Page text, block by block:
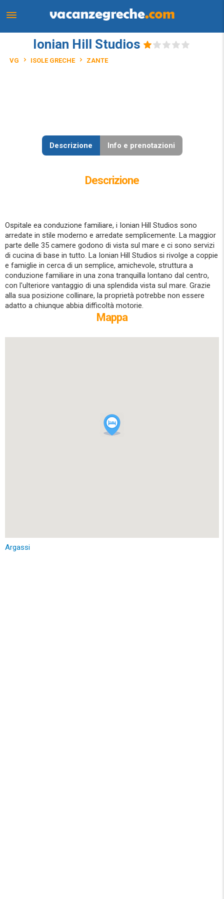
Ionian Hill Studios
VG ISOLE GRECHE ZANTE
Descrizione Info e prenotazioni
Descrizione
Ospitale ea conduzione familiare, i Ionian Hill Studios sono
arredate in stile moderno e arredate semplicemente. La maggior
parte delle 35 camere godono di vista sul mare e ci sono servizi
di cucina di base in tutto. La Ionian Hill Studios si rivolge a coppie
e famiglie in cerca di un semplice, amichevole, struttura a
conduzione familiare in una zona tranquilla lontano dal centro,
con l'ulteriore vantaggio di una splendida vista sul mare. Grazie
alla sua posizione collinare, la proprietà potrebbe non essere
adatto a chiunque abbia difficoltà motorie.
Mappa
Argassi